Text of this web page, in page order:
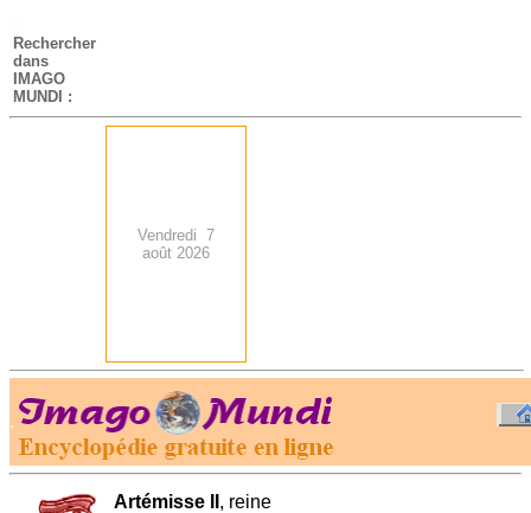
-
Rechercher
dans
IMAGO
MUNDI :
Vendredi 7
août 2026
.
Artémisse II , reine